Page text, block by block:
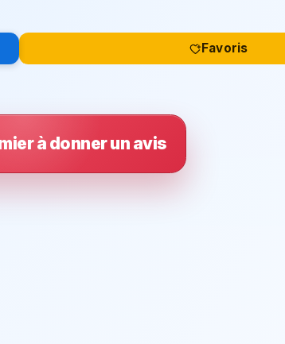
Favoris
à donner un avis